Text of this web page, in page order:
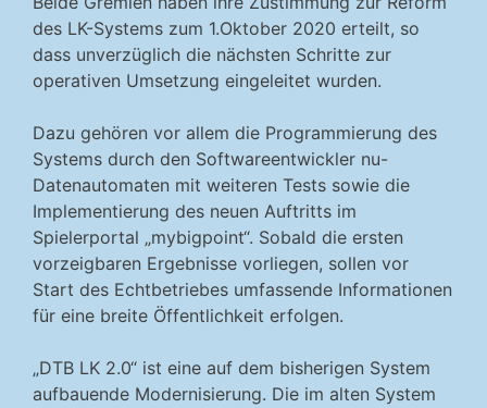
des LK-Systems zum 1.Oktober 2020 erteilt, so
dass unverzüglich die nächsten Schritte zur
operativen Umsetzung eingeleitet wurden.
Dazu gehören vor allem die Programmierung des
Systems durch den Softwareentwickler nu-
Datenautomaten mit weiteren Tests sowie die
Implementierung des neuen Auftritts im
Spielerportal „mybigpoint“. Sobald die ersten
vorzeigbaren Ergebnisse vorliegen, sollen vor
Start des Echtbetriebes umfassende Informationen
für eine breite Öffentlichkeit erfolgen.
„DTB LK 2.0“ ist eine auf dem bisherigen System
aufbauende Modernisierung. Die im alten System